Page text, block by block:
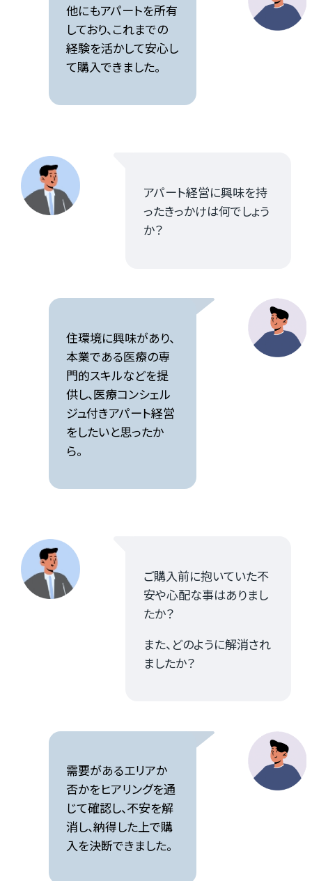
他にもアパートを所有
しており、これまでの
経験を活かして安心し
て購入できました。
アパート経営に興味を持
ったきっかけは何でしょう
か？
住環境に興味があり、
本業である医療の専
門的スキルなどを提
供し、医療コンシェル
ジュ付きアパート経営
をしたいと思ったか
ら。
ご購入前に抱いていた不
安や心配な事はありまし
たか？
また、どのように解消され
ましたか？
需要があるエリアか
否かをヒアリングを通
じて確認し、不安を解
消し、納得した上で購
入を決断できました。